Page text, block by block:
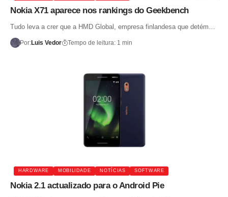
Nokia X71 aparece nos rankings do Geekbench
Tudo leva a crer que a HMD Global, empresa finlandesa que detém…
Por:Luis Vedor Tempo de leitura: 1 min
HARDWARE MOBILIDADE NOTÍCIAS SOFTWARE
Nokia 2.1 actualizado para o Android Pie